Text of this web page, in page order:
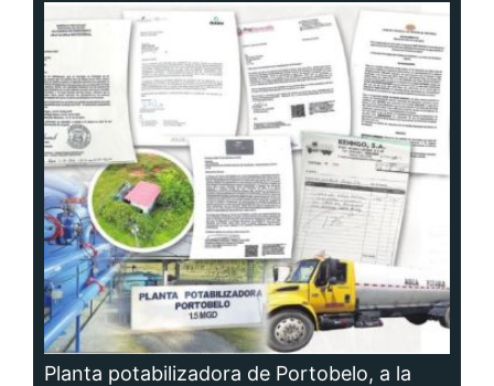
Planta potabilizadora de Portobelo, a la